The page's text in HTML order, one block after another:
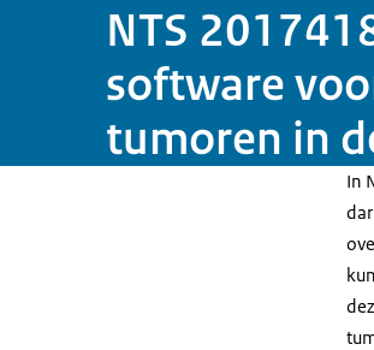
NTS
software
tumoren in
In